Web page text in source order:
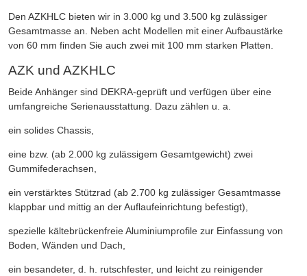
Den AZKHLC bieten wir in 3.000 kg und 3.500 kg zulässiger
Gesamtmasse an. Neben acht Modellen mit einer Aufbaustärke
von 60 mm finden Sie auch zwei mit 100 mm starken Platten.
AZK und AZKHLC
Beide Anhänger sind DEKRA-geprüft und verfügen über eine
umfangreiche Serienausstattung. Dazu zählen u. a.
ein solides Chassis,
eine bzw. (ab 2.000 kg zulässigem Gesamtgewicht) zwei
Gummifederachsen,
ein verstärktes Stützrad (ab 2.700 kg zulässiger Gesamtmasse
klappbar und mittig an der Auflaufeinrichtung befestigt),
spezielle kältebrückenfreie Aluminiumprofile zur Einfassung von
Boden, Wänden und Dach,
ein besandeter, d. h. rutschfester, und leicht zu reinigender